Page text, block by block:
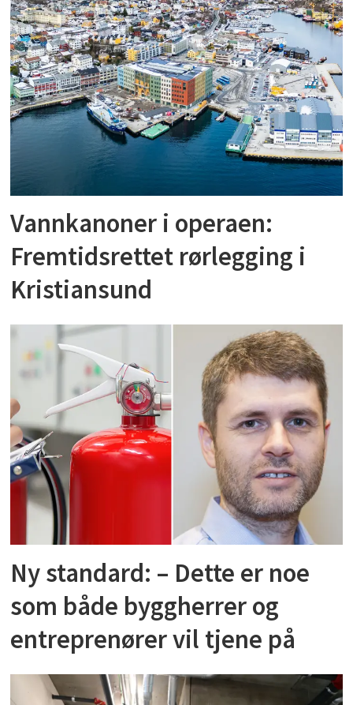
Vannkanoner i operaen:
Fremtidsrettet rørlegging i
Kristiansund
Ny standard: – Dette er noe
som både byggherrer og
entreprenører vil tjene på